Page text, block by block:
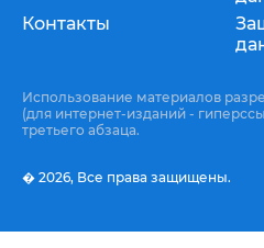
Контакты
Использование материалов
(для интернет-изданий -
третьего абзаца.
� 2026, Все права защищены.